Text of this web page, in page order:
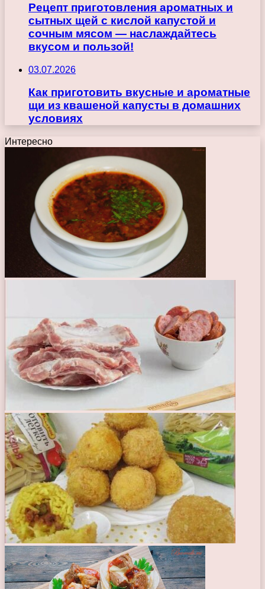
Рецепт приготовления ароматных и
сытных щей с кислой капустой и
сочным мясом — наслаждайтесь
вкусом и пользой!
03.07.2026
Как приготовить вкусные и ароматные
щи из квашеной капусты в домашних
условиях
Интересно